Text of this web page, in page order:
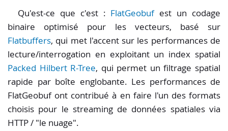
Qu'est-ce que c'est : FlatGeobufest un codage
binaire optimisé pour les vecteurs, basé sur
Flatbuffers, qui met l'accent sur les performances de
lecture/interrogation en exploitant un index spatial
Packed Hilbert R-Tree, qui permet un filtrage spatial
rapide par boîte englobante. Les performances de
FlatGeobuf ont contribué à en faire l'un des formats
choisis pour le streaming de données spatiales via
HTTP / "le nuage".